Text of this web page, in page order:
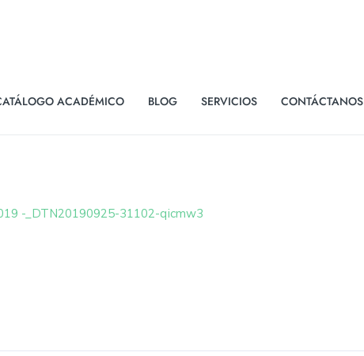
ACADÉMICO BLOG SERVICIOS CONTÁCTANOS
-_DTN20190925-31102-qicmw3